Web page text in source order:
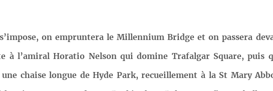
on empruntera le Millennium Bridge et on passera
à l’amiral Horatio Nelson qui domine Trafalgar Square, puis
chaise longue de Hyde Park, recueillement à la St Mary